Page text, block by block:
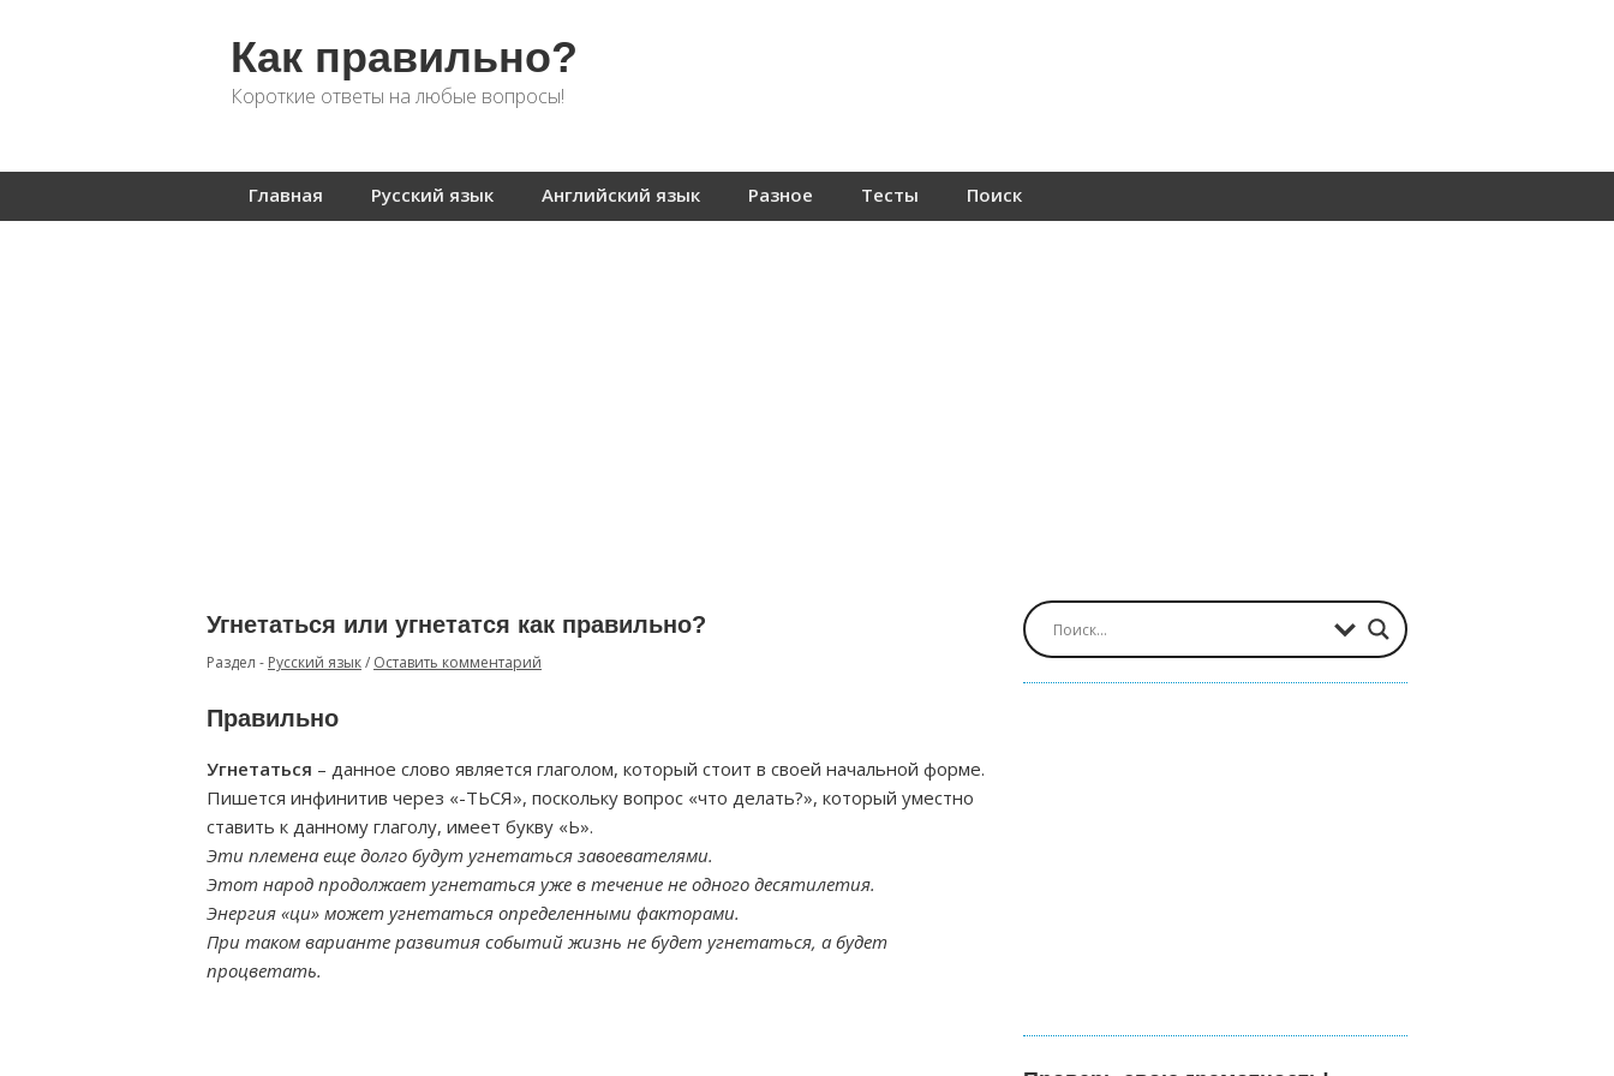
Как правильно?
Короткие ответы на любые вопросы!
Главная Русский язык Английский язык Разное Тесты Поиск
Угнетаться или угнетатся как правильно?
Раздел - Русский язык/ Оставить комментарий
Правильно
Угнетаться – данное слово является глаголом, который стоит в своей начальной форме.
Пишется инфинитив через «-ТЬСЯ», поскольку вопрос «что делать?», который уместно
ставить к данному глаголу, имеет букву «Ь».
Эти племена еще долго будут угнетаться завоевателями.
Этот народ продолжает угнетаться уже в течение не одного десятилетия.
Энергия «ци» может угнетаться определенными факторами.
При таком варианте развития событий жизнь не будет угнетаться, а будет
процветать.